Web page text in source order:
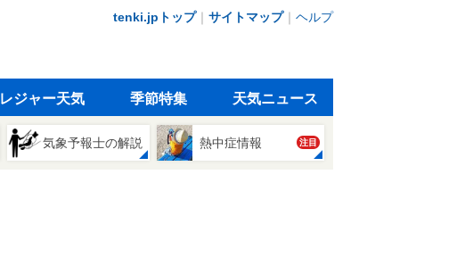
tenki.jpトップ｜ サイトマップ｜ ヘルプ
レジャー天気 季節特集 天気ニュース
気象予報士の解説 熱中症情報 注目